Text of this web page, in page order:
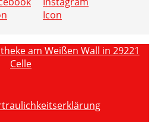
am Weißen Wall in 29221
Celle